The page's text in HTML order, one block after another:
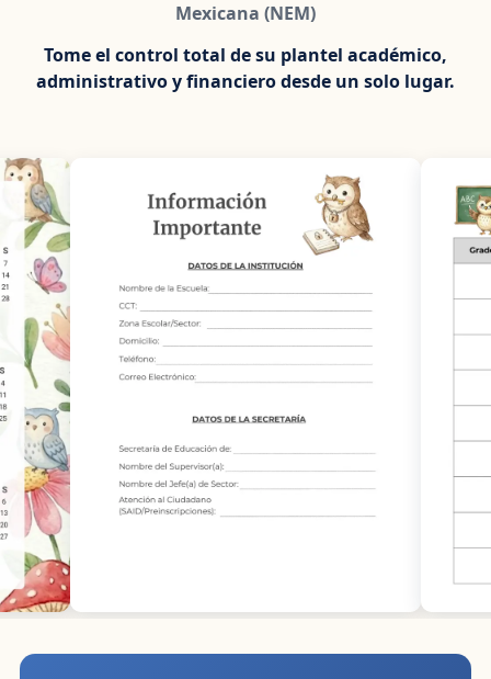
Mexicana (NEM)
Tome el control total de su plantel académico,
administrativo y financiero desde un solo lugar.